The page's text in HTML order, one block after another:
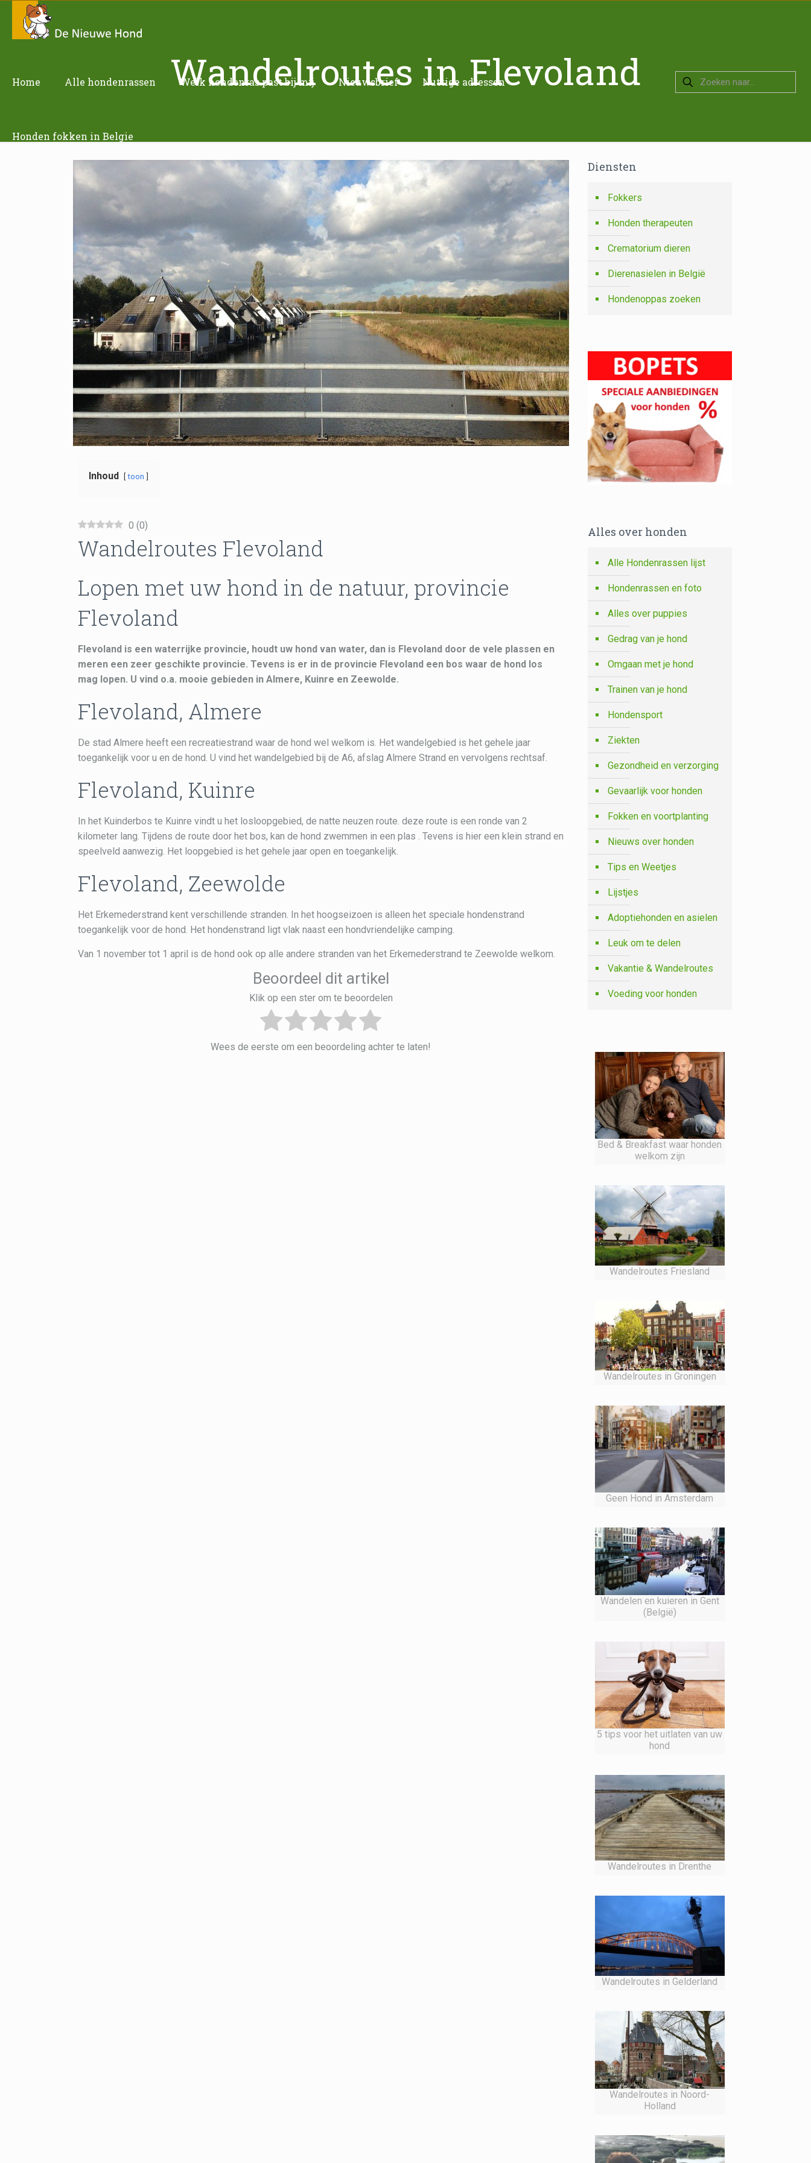
Home Alle hondenrassen Welk hondenras past bij mij Nieuwsbrief Nuttige adressen
Honden fokken in Belgie
Wandelroutes in Flevoland
Inhoud toon
0 (0)
Wandelroutes Flevoland
Lopen met uw hond in de natuur, provincie
Flevoland
Flevoland is een waterrijke provincie, houdt uw hond van water, dan is Flevoland door de vele plassen en
meren een zeer geschikte provincie. Tevens is er in de provincie Flevoland een bos waar de hond los
mag lopen. U vind o.a. mooie gebieden in Almere, Kuinre en Zeewolde.
Flevoland, Almere
De stad Almere heeft een recreatiestrand waar de hond wel welkom is. Het wandelgebied is het gehele jaar
toegankelijk voor u en de hond. U vind het wandelgebied bij de A6, afslag Almere Strand en vervolgens rechtsaf.
Flevoland, Kuinre
In het Kuinderbos te Kuinre vindt u het losloopgebied, de natte neuzen route. deze route is een ronde van 2
kilometer lang. Tijdens de route door het bos, kan de hond zwemmen in een plas . Tevens is hier een klein strand en
speelveld aanwezig. Het loopgebied is het gehele jaar open en toegankelijk.
Flevoland, Zeewolde
Het Erkemederstrand kent verschillende stranden. In het hoogseizoen is alleen het speciale hondenstrand
toegankelijk voor de hond. Het hondenstrand ligt vlak naast een hondvriendelijke camping.
Van 1 november tot 1 april is de hond ook op alle andere stranden van het Erkemederstrand te Zeewolde welkom.
Beoordeel dit artikel
Klik op een ster om te beoordelen
Wees de eerste om een beoordeling achter te laten!
Diensten
Fokkers
Honden therapeuten
Crematorium dieren
Dierenasielen in België
Hondenoppas zoeken
Alles over honden
Alle Hondenrassen lijst
Hondenrassen en foto
Alles over puppies
Gedrag van je hond
Omgaan met je hond
Trainen van je hond
Hondensport
Ziekten
Gezondheid en verzorging
Gevaarlijk voor honden
Fokken en voortplanting
Nieuws over honden
Tips en Weetjes
Lijstjes
Adoptiehonden en asielen
Leuk om te delen
Vakantie & Wandelroutes
Voeding voor honden
Bed & Breakfast waar honden
welkom zijn
Wandelroutes Friesland
Wandelroutes in Groningen
Geen Hond in Amsterdam
Wandelen en kuieren in Gent
(België)
5 tips voor het uitlaten van uw
hond
Wandelroutes in Drenthe
Wandelroutes in Gelderland
Wandelroutes in Noord-
Holland